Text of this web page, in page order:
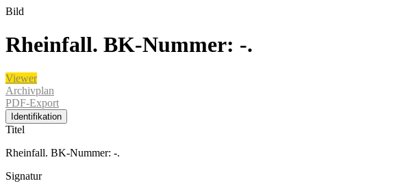
Bild
Rheinfall. BK-Nummer: -.
Viewer
Archivplan
PDF-Export
Identifikation
Titel
Rheinfall. BK-Nummer: -.
Signatur